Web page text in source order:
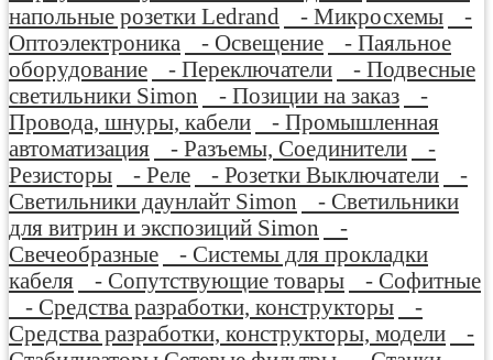
напольные розетки Ledrand
- Микросхемы
-
Оптоэлектроника
- Освещение
- Паяльное
оборудование
- Переключатели
- Подвесные
светильники Simon
- Позиции на заказ
-
Провода, шнуры, кабели
- Промышленная
автоматизация
- Разъемы, Соединители
-
Резисторы
- Реле - Розетки Выключатели
-
Светильники даунлайт Simon
- Светильники
для витрин и экспозиций Simon
-
Свечеобразные
- Системы для прокладки
кабеля
- Сопутствующие товары
- Софитные
- Средства разработки, конструкторы
-
Средства разработки, конструкторы, модели
-